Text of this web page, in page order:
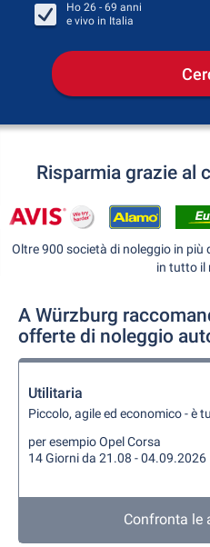
Ho 26 - 69 anni
e vivo in Italia
Risparmia grazie al
Oltre 900 società di noleggio in
in tutto il
A Würzburg
offerte di noleggio
Utilitaria
Piccolo, agile ed economico - è
per esempio Opel Corsa
14 Giorni da 21.08 - 04.09.2026
Confronta le